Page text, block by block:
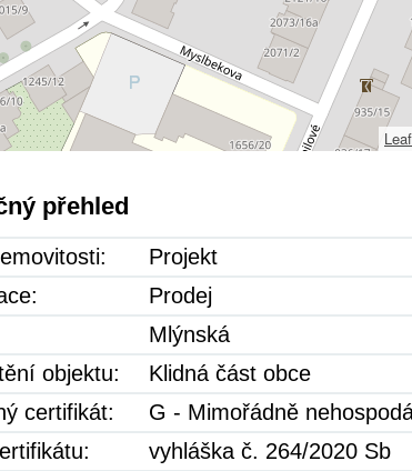
přehled
Projekt
Prodej
Mlýnská
objektu:
Klidná část obce
certifikát:
G - Mimořádně
vyhláška č. 264/2020 Sb